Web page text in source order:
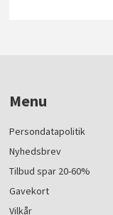
Menu
Persondatapolitik
Nyhedsbrev
Tilbud spar 20-60%
Gavekort
Vilkår